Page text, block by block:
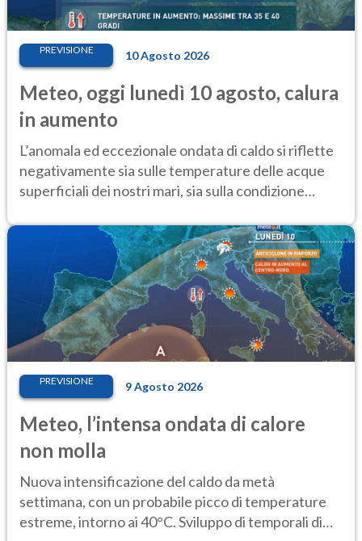
PREVISIONE 10 Agosto 2026
Meteo, oggi lunedì 10 agosto, calura
in aumento
L’anomala ed eccezionale ondata di caldo si riflette
negativamente sia sulle temperature delle acque
superficiali dei nostri mari, sia sulla condizione
PREVISIONE 9 Agosto 2026
Meteo, l’intensa ondata di calore
non molla
Nuova intensificazione del caldo da metà
settimana, con un probabile picco di temperature
estreme, intorno ai 40°C. Sviluppo di temporali di